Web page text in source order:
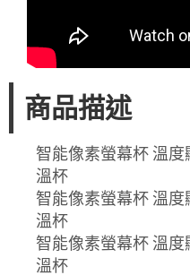
商品描述
智能像素螢幕杯 溫
溫杯
智能像素螢幕杯 溫
溫杯
智能像素螢幕杯 溫
溫杯